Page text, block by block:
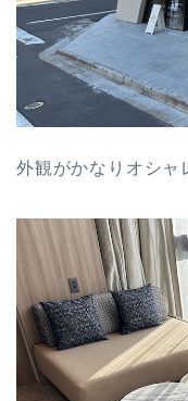
外観がかなりオシャ